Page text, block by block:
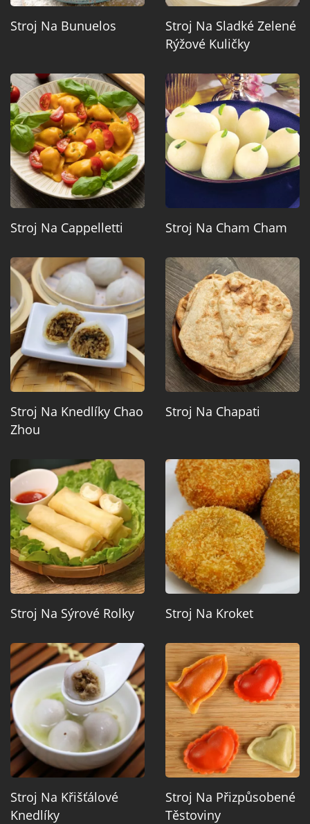
Stroj Na Bunuelos
Stroj Na Sladké Zelené
Rýžové Kuličky
Stroj Na Cappelletti Stroj Na Cham Cham
Stroj Na Knedlíky Chao
Zhou
Stroj Na Chapati
Stroj Na Sýrové Rolky Stroj Na Kroket
Stroj Na Křišťálové
Knedlíky
Stroj Na Přizpůsobené
Těstoviny